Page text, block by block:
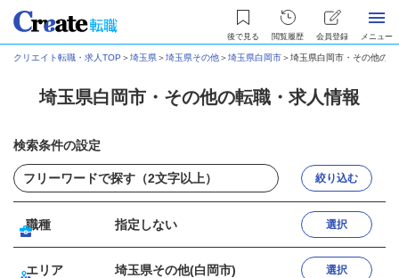
後で見る 閲覧履歴 会員登録 メニュー
クリエイト転職・求人TOP ＞埼玉県＞埼玉県その他＞埼玉県白岡市＞埼玉県白岡市・その他の
埼玉県白岡市・その他の転職・求人情報
検索条件の設定
絞り込む
職種 指定しない 選択
エリア 埼玉県その他(白岡市) 選択